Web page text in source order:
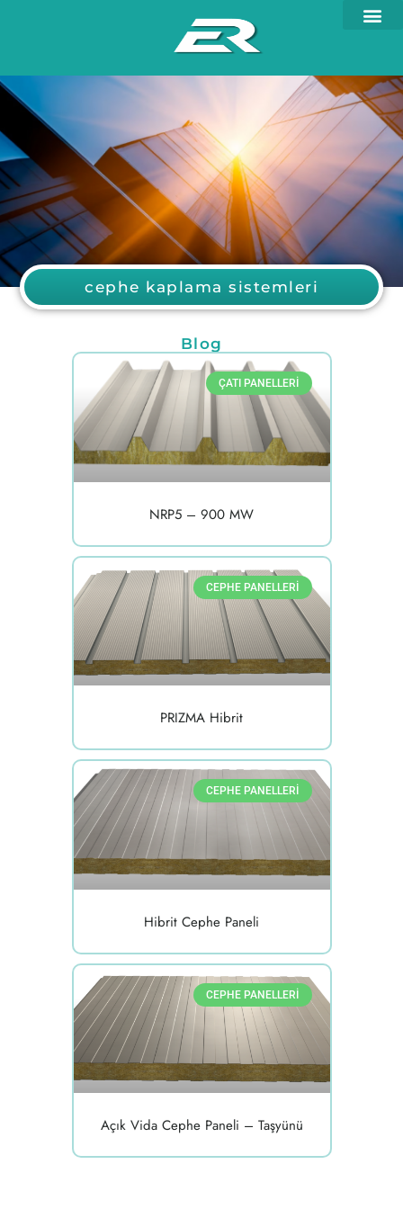
cephe kaplama sistemleri
Blog
ÇATI PANELLERI
NRP5 – 900 MW
CEPHE PANELLERI
PRIZMA Hibrit
CEPHE PANELLERI
Hibrit Cephe Paneli
CEPHE PANELLERI
Açık Vida Cephe Paneli – Taşyünü